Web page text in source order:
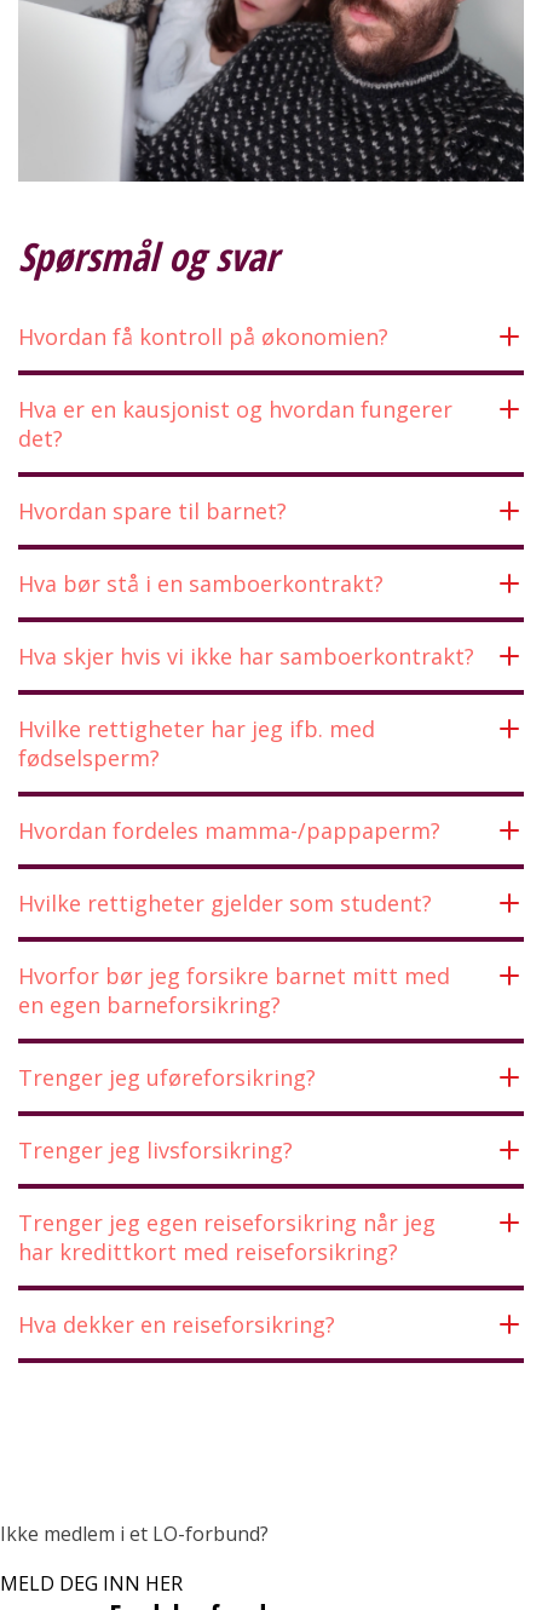
Spørsmål og svar
Hvordan få kontroll på økonomien?
Hva er en kausjonist og hvordan fungerer
det?
Hvordan spare til barnet?
Hva bør stå i en samboerkontrakt?
Hva skjer hvis vi ikke har samboerkontrakt?
Hvilke rettigheter har jeg ifb. med
fødselsperm?
Hvordan fordeles mamma-/pappaperm?
Hvilke rettigheter gjelder som student?
Hvorfor bør jeg forsikre barnet mitt med
en egen barneforsikring?
Trenger jeg uføreforsikring?
Trenger jeg livsforsikring?
Trenger jeg egen reiseforsikring når jeg
har kredittkort med reiseforsikring?
Hva dekker en reiseforsikring?
Ikke medlem i et LO-forbund?
MELD DEG INN HER